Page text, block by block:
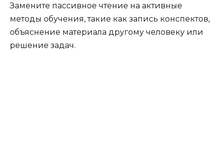
Замените пассивное чтение на активные
методы обучения, такие как запись конспектов,
объяснение материала другому человеку или
решение задач.